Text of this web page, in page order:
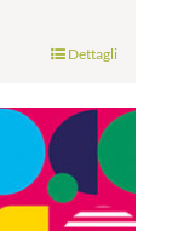
Dettagli